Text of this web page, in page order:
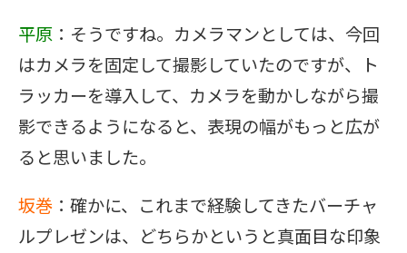
平原 ：そうですね。カメラマンとしては、今回
はカメラを固定して撮影していたのですが、ト
ラッカーを導入して、カメラを動かしながら撮
影できるようになると、表現の幅がもっと広が
ると思いました。
坂巻 ：確かに、これまで経験してきたバーチャ
ルプレゼンは、どちらかというと真面目な印象